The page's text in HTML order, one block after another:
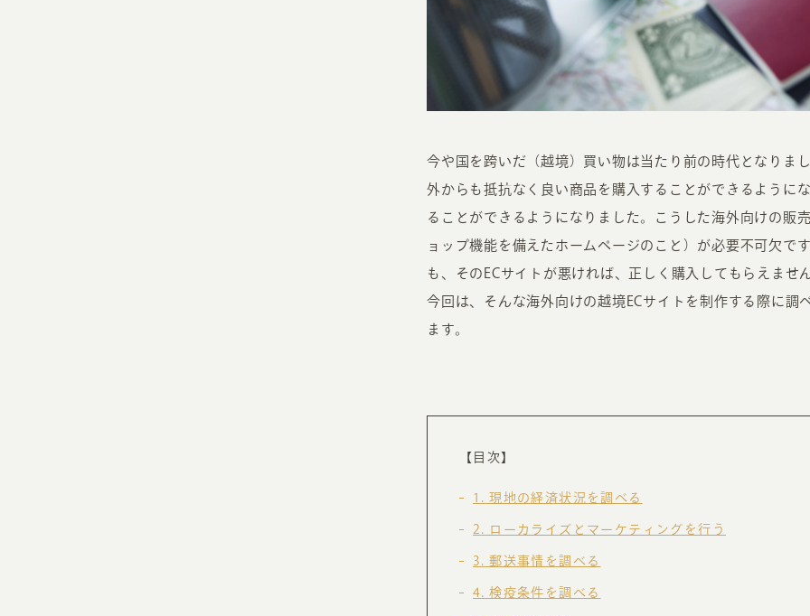
INFORMATION
ホーム
ABOUT
オンカについて
オン
ク
今や国を跨いだ（越境）買い物は当たり前の時代となりま
外からも抵抗なく良い商品を購入することができるように
ることができるようになりました。こうした海外向けの販
ョップ機能を備えたホームページのこと）が必要不可欠で
も、そのECサイトが悪ければ、正しく購入してもらえません
今回は、そんな海外向けの越境ECサイトを制作する際に調
ます。
【目次】
1 現地の経済状況を調べる
2 ローカライズとマーケティングを行う
3 郵送事情を調べる
4 検疫条件を調べる